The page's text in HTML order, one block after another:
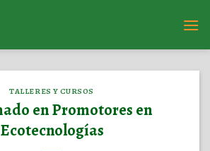
TALLERES Y CURSOS
en Promotores en
Ecotecnologías